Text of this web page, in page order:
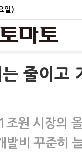
일)
는 줄이고
조원 시장의
발비 꾸준히